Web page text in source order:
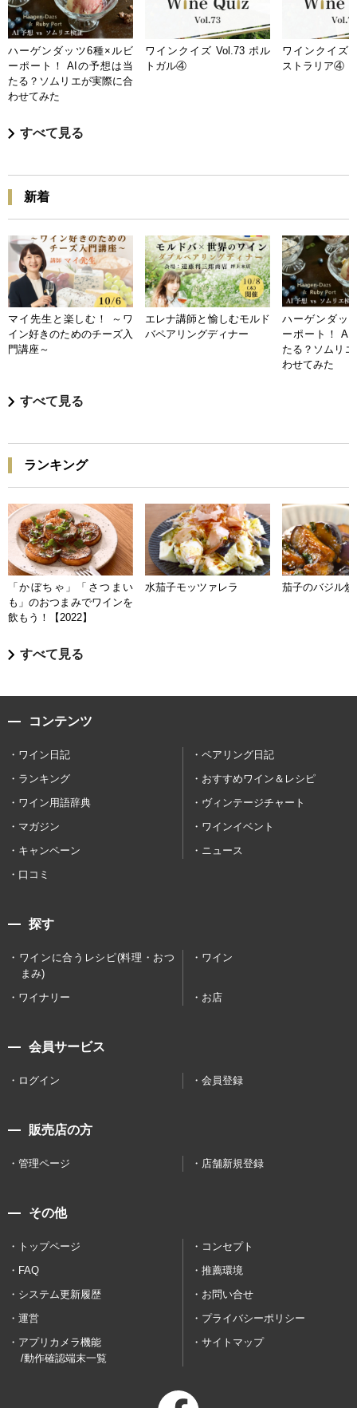
ハーゲンダッツ6種×ルビ
ーポート！ AIの予想は当
たる？ソムリエが実際に合
わせてみた
ワインクイズ Vol.73 ポル
トガル④
ワインクイズ
ストラリア④
すべて見る
新着
マイ先生と楽しむ！ ～ワ
イン好きのためのチーズ入
門講座～
エレナ講師と愉しむモルド
バペアリングディナー
ハーゲンダッ
ーポート！ AI
たる？ソムリ
わせてみた
すべて見る
ランキング
「かぼちゃ」「さつまい
も」のおつまみでワインを
飲もう！【2022】
水茄子モッツァレラ 茄子のバジル炒
すべて見る
コンテンツ
ワイン日記
ペアリング日記
ランキング
おすすめワイン＆レシピ
ワイン用語辞典
ヴィンテージチャート
マガジン
ワインイベント
キャンペーン
ニュース
口コミ
探す
ワインに合うレシピ(料理・おつ
まみ)
ワイン
ワイナリー お店
会員サービス
ログイン 会員登録
販売店の方
管理ページ 店舗新規登録
その他
トップページ
コンセプト
FAQ
推薦環境
システム更新履歴
お問い合せ
運営
プライバシーポリシー
アプリカメラ機能
/動作確認端末一覧
サイトマップ